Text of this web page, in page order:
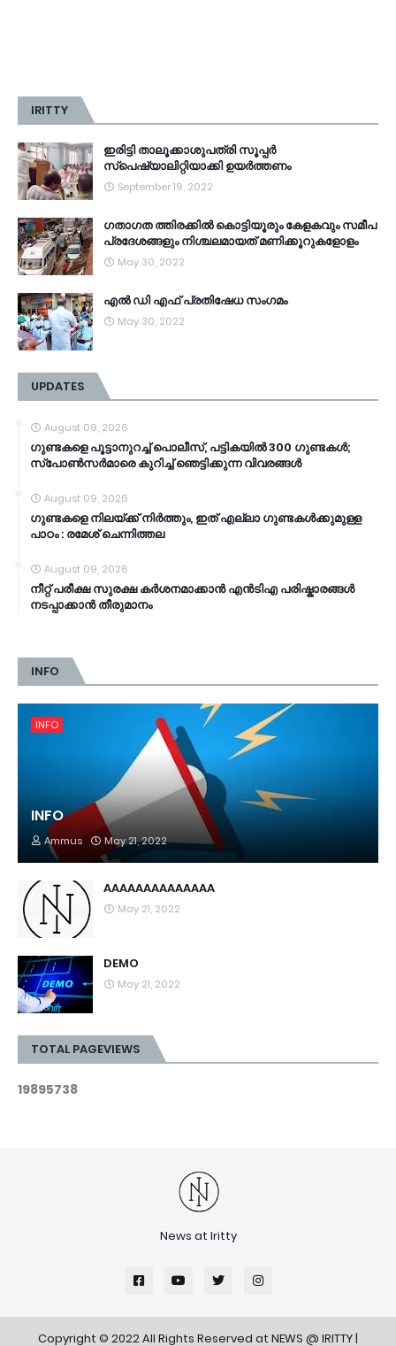
IRITTY
ഇരിട്ടി താലൂക്കാശുപത്രി സൂപ്പർ
സ്‌പെഷ്യാലിറ്റിയാക്കി ഉയർത്തണം
September 19, 2022
ഗതാഗത ത്തിരക്കിൽ കൊട്ടിയൂരും കേളകവും സമീപ
പ്രദേശങ്ങളും നിശ്ചലമായത് മണിക്കൂറുകളോളം
May 30, 2022
എൽ ഡി എഫ് പ്രതിഷേധ സംഗമം
May 30, 2022
UPDATES
August 09, 2026
ഗുണ്ടകളെ പൂട്ടാനുറച്ച് പൊലീസ്, പട്ടികയിൽ 300 ഗുണ്ടകൾ;
സ്‌പോൺസർമാരെ കുറിച്ച് ഞെട്ടിക്കുന്ന വിവരങ്ങൾ
August 09, 2026
ഗുണ്ടകളെ നിലയ്ക്ക് നിർത്തും, ഇത് എല്ലാ ഗുണ്ടകൾക്കുമുള്ള
പാഠം : രമേശ് ചെന്നിത്തല
August 09, 2026
നീറ്റ് പരീക്ഷ സുരക്ഷ കർശനമാക്കാൻ എൻടിഎ പരിഷ്കാരങ്ങൾ
നടപ്പാക്കാൻ തീരുമാനം
INFO
INFO
INFO
Ammus May 21, 2022
AAAAAAAAAAAAAA
May 21, 2022
DEMO
May 21, 2022
TOTAL PAGEVIEWS
19895738
News at Iritty
Copyright © 2022 All Rights Reserved at NEWS @ IRITTY|